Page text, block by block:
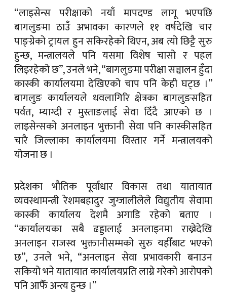
“लाइसेन्स परीक्षाको नयाँ मापदण्ड लागू भएपछि
बागलुङमा ठाउँ अभावका कारणले ११ वर्षदेखि चार
पाङ्ग्रेको ट्रायल हुन सकिरहेको थिएन, अब त्यो छिट्टै सुरु
हुन्छ, मन्त्रालयले पनि यसमा विशेष चासो र पहल
लिइरहेको छ”, उनले भने, “बागलुङमा परीक्षा सञ्चालन हुँदा
कास्की कार्यालयमा देखिएको चाप पनि केही घट्छ ।”
बागलुङ कार्यालयले धवलागिरि क्षेत्रका बागलुङसहित
पर्वत, म्याग्दी र मुस्ताङलाई सेवा दिँदै आएको छ ।
लाइसेन्सको अनलाइन भुक्तानी सेवा पनि कास्कीसहित
चारै जिल्लाका कार्यालयमा विस्तार गर्ने मन्त्रालयको
योजना छ ।
प्रदेशका भौतिक पूर्वाधार विकास तथा यातायात
व्यवस्थामन्त्री रेशमबहादुर जुग्जालीलेले विद्युतीय सेवामा
कास्की कार्यालय देशमै अगाडि रहेको बताए ।
“कार्यालयका सबै ढड्डालाई अनलाइनमा राख्नेदेखि
अनलाइन राजस्व भुक्तानीसम्मको सुरु यहीँबाट भएको
छ”, उनले भने, “अनलाइन सेवा प्रभावकारी बनाउन
सकियो भने यातायात कार्यालयप्रति लाग्ने गरेको आरोपको
पनि आफैँ अन्त्य हुन्छ ।”